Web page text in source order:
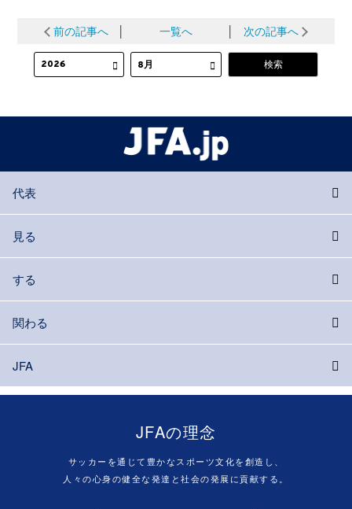
前の記事へ 一覧へ 次の記事へ
代表
見る
する
関わる
JFA
JFAの理念
サッカーを通じて豊かなスポーツ文化を創造し、
人々の心身の健全な発達と社会の発展に貢献する。